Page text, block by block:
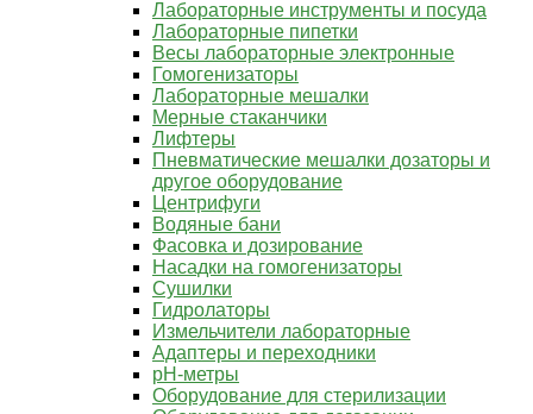
Лабораторные инструменты и посуда
Лабораторные пипетки
Весы лабораторные электронные
Гомогенизаторы
Лабораторные мешалки
Мерные стаканчики
Лифтеры
Пневматические мешалки дозаторы и
другое оборудование
Центрифуги
Водяные бани
Фасовка и дозирование
Насадки на гомогенизаторы
Сушилки
Гидролаторы
Измельчители лабораторные
Адаптеры и переходники
pH-метры
Оборудование для стерилизации